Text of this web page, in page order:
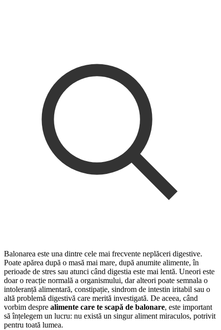
Balonarea este una dintre cele mai frecvente neplăceri digestive.
Poate apărea după o masă mai mare, după anumite alimente, în
perioade de stres sau atunci când digestia este mai lentă. Uneori este
doar o reacție normală a organismului, dar alteori poate semnala o
intoleranță alimentară, constipație, sindrom de intestin iritabil sau o
altă problemă digestivă care merită investigată. De aceea, când
vorbim despre alimente care te scapă de balonare, este important
să înțelegem un lucru: nu există un singur aliment miraculos, potrivit
pentru toată lumea.